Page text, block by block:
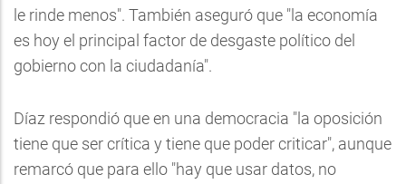
le rinde menos". También aseguró que "la economía
es hoy el principal factor de desgaste político del
gobierno con la ciudadanía".
Díaz respondió que en una democracia "la oposición
tiene que ser crítica y tiene que poder criticar", aunque
remarcó que para ello "hay que usar datos, no